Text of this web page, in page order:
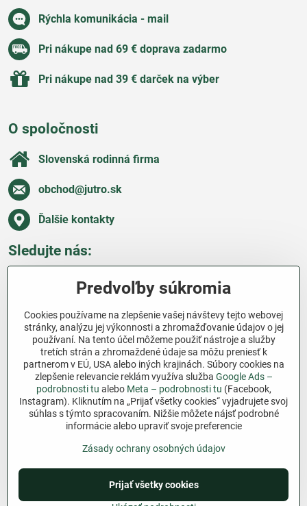
Rýchla komunikácia - mail
Pri nákupe nad 69 € doprava zadarmo
Pri nákupe nad 39 € darček na výber
O spoločnosti
Slovenská rodinná firma
obchod​@jutro​.sk
Ďalšie kontakty
Sledujte nás:
Všetko o nákupe
Ďakujeme za podporu
Sme slovenský e-shop bez dotácií​. Fungujeme len
vďaka vám – ľuďom, ktorí veria v poctivú prácu a
lásku k pôde​. Každý nákup na Jutro​.sk nám pomáha
pokračovať v tom, čo má zmysel – pomáhať
záhradkárom zadarmo a srdcom​.
©2026Copyright
Predvoľby súkromiaZásady ochrany osobných údajov
Podmienky používania
Predvoľby súkromia
Cookies používame na zlepšenie vašej návštevy tejto webovej
stránky, analýzu jej výkonnosti a zhromažďovanie údajov o jej
používaní. Na tento účel môžeme použiť nástroje a služby
tretích strán a zhromaždené údaje sa môžu preniesť k
partnerom v EÚ, USA alebo iných krajinách. Súbory cookies na
zlepšenie relevancie reklám využíva služba Google Ads –
podrobnosti tu alebo Meta – podrobnosti tu (Facebook,
Instagram). Kliknutím na „Prijať všetky cookies“ vyjadrujete svoj
súhlas s týmto spracovaním. Nižšie môžete nájsť podrobné
informácie alebo upraviť svoje preferencie
Zásady ochrany osobných údajov
Prijať všetky cookies